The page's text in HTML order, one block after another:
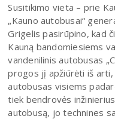
Susitikimo vieta – prie
„Kauno autobusai“
Grigelis pasirūpino, kad
Kauną bandomiesiems
vandenilinis autobusas
progos jį apžiūrėti iš
autobusas visiems
tiek bendrovės
autobusą, jo technines